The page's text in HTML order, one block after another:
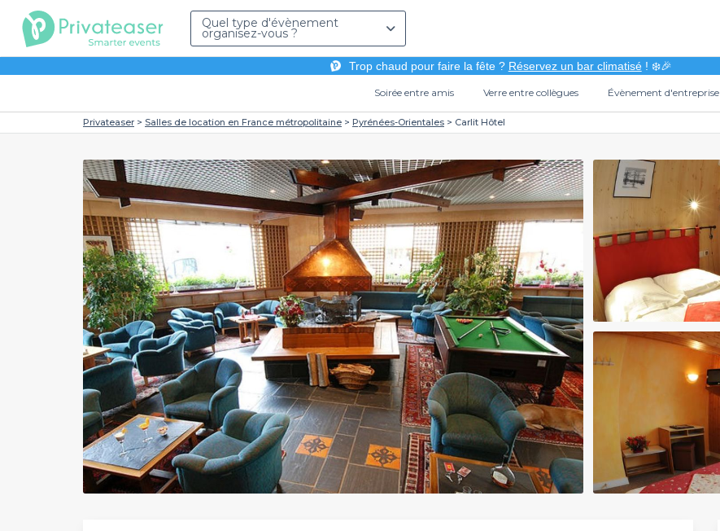
Quel type d'évènement
organisez-vous ?
Trop chaud pour faire la fête ? Réservez un bar climatisé! ❄️🎉
Soirée entre amis Verre entre collègues Évènement d'entreprise
Privateaser Salles de location en France métropolitaine Pyrénées-Orientales Carlit Hôtel